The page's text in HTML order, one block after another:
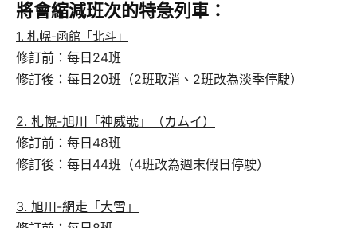
將會縮減班次的特急列車：
1. 札幌-函館「北斗」
修訂前：每日24班
修訂後：每日20班（2班取消、2班改為淡季停駛）
2. 札幌-旭川「神威號」（カムイ）
修訂前：每日48班
修訂後：每日44班（4班改為週末假日停駛）
3. 旭川-網走「大雪」